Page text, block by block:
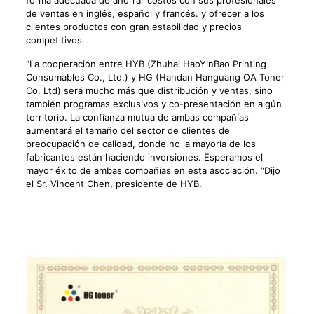
de ventas en inglés, español y francés. y ofrecer a los
clientes productos con gran estabilidad y precios
competitivos.
“La cooperación entre HYB (Zhuhai HaoYinBao Printing
Consumables Co., Ltd.) y HG (Handan Hanguang OA Toner
Co. Ltd) será mucho más que distribución y ventas, sino
también programas exclusivos y co-presentación en algún
territorio. La confianza mutua de ambas compañías
aumentará el tamaño del sector de clientes de
preocupación de calidad, donde no la mayoría de los
fabricantes están haciendo inversiones. Esperamos el
mayor éxito de ambas compañías en esta asociación. “Dijo
el Sr. Vincent Chen, presidente de HYB.